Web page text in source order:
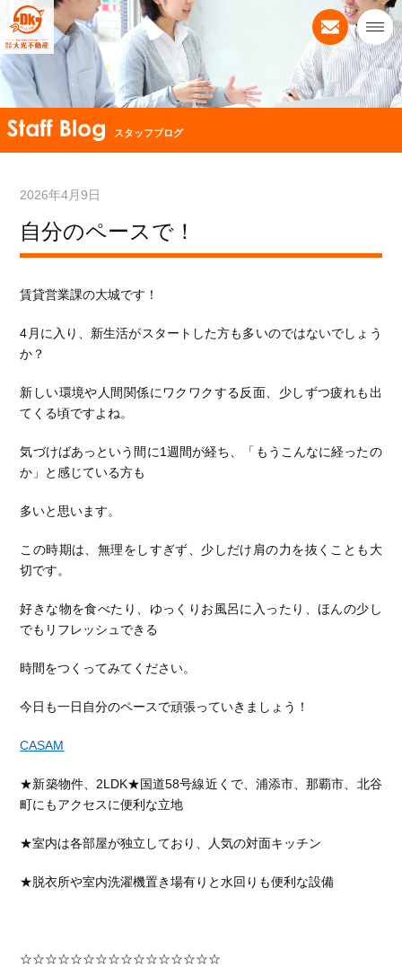
スタッフブログ
2026年4月9日
自分のペースで！
賃貸営業課の大城です！
4月に入り、新生活がスタートした方も多いのではないでしょう
か？
新しい環境や人間関係にワクワクする反面、少しずつ疲れも出
てくる頃ですよね。
気づけばあっという間に1週間が経ち、「もうこんなに経ったの
か」と感じている方も
多いと思います。
この時期は、無理をしすぎず、少しだけ肩の力を抜くことも大
切です。
好きな物を食べたり、ゆっくりお風呂に入ったり、ほんの少し
でもリフレッシュできる
時間をつくってみてください。
今日も一日自分のペースで頑張っていきましょう！
CASAM
★新築物件、2LDK★国道58号線近くで、浦添市、那覇市、北谷
町にもアクセスに便利な立地
★室内は各部屋が独立しており、人気の対面キッチン
★脱衣所や室内洗濯機置き場有りと水回りも便利な設備
☆☆☆☆☆☆☆☆☆☆☆☆☆☆☆☆